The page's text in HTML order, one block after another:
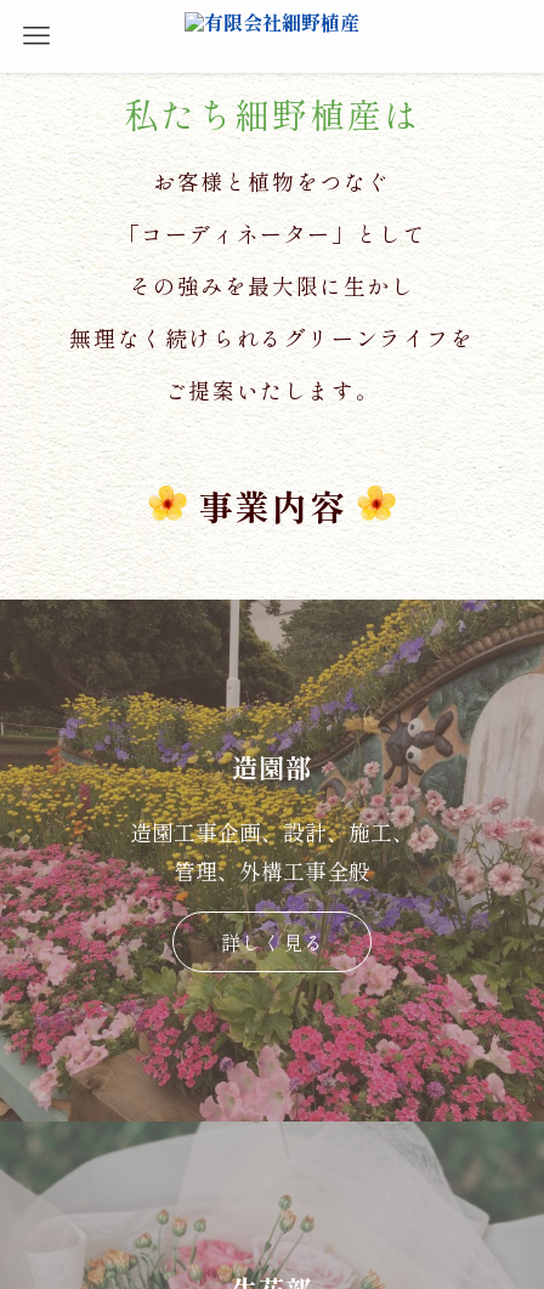
ようこそ、
細野植産のホームページへ！
Welcome to HOSONO SHOKUSAN's website!
私たち細野植産は
お客様と植物をつなぐ
「コーディネーター」として
その強みを最大限に生かし
無理なく続けられるグリーンライフを
ご提案いたします。
事業内容
造園部
造園工事企画、設計、施工、
管理、外構工事全般
詳しく見る